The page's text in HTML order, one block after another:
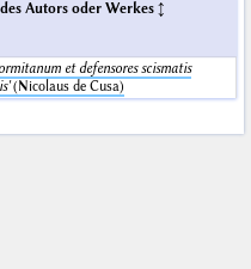
Autors oder Werkes
et defensores scismatis
(Nicolaus de Cusa)